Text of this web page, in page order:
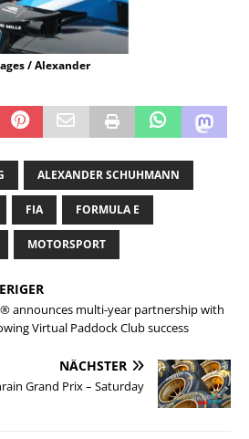
/ Alexander
ALEXANDER SCHUHMANN
FIA FORMULA E
MOTORSPORT
announces multi-year partnership with
Virtual Paddock Club success
NÄCHSTER
Grand Prix – Saturday